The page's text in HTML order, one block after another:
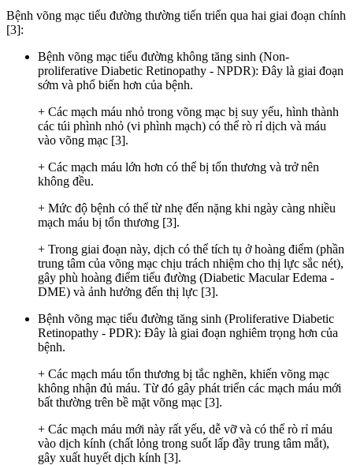
Bệnh võng mạc tiểu đường thường tiến triển qua hai giai đoạn chính
[3]:
Bệnh võng mạc tiểu đường không tăng sinh (Non-
proliferative Diabetic Retinopathy - NPDR): Đây là giai đoạn
sớm và phổ biến hơn của bệnh.
+ Các mạch máu nhỏ trong võng mạc bị suy yếu, hình thành
các túi phình nhỏ (vi phình mạch) có thể rò rỉ dịch và máu
vào võng mạc [3].
+ Các mạch máu lớn hơn có thể bị tổn thương và trở nên
không đều.
+ Mức độ bệnh có thể từ nhẹ đến nặng khi ngày càng nhiều
mạch máu bị tổn thương [3].
+ Trong giai đoạn này, dịch có thể tích tụ ở hoàng điểm (phần
trung tâm của võng mạc chịu trách nhiệm cho thị lực sắc nét),
gây phù hoàng điểm tiểu đường (Diabetic Macular Edema -
DME) và ảnh hưởng đến thị lực [3].
Bệnh võng mạc tiểu đường tăng sinh (Proliferative Diabetic
Retinopathy - PDR): Đây là giai đoạn nghiêm trọng hơn của
bệnh.
+ Các mạch máu tổn thương bị tắc nghẽn, khiến võng mạc
không nhận đủ máu. Từ đó gây phát triển các mạch máu mới
bất thường trên bề mặt võng mạc [3].
+ Các mạch máu mới này rất yếu, dễ vỡ và có thể rò rỉ máu
vào dịch kính (chất lỏng trong suốt lấp đầy trung tâm mắt),
gây xuất huyết dịch kính [3].